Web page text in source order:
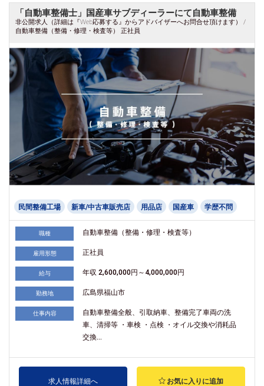
「自動車整備士」国産車サブディーラーにて自動車整備
非公開求人（詳細は『Web応募する』からアドバイザーへお問合せ頂けます） /
自動車整備（整備・修理・検査等） 正社員
民間整備工場 新車/中古車販売店 用品店 国産車 学歴不問
職種 自動車整備（整備・修理・検査等）
雇用形態 正社員
給与 年収 2,600,000円～4,000,000円
勤務地 広島県福山市
仕事内容
自動車整備全般、引取納車、整備完了車両の洗
車、清掃等 ・車検 ・点検 ・オイル交換や消耗品
交換...
求人情報詳細へ お気に入りに追加